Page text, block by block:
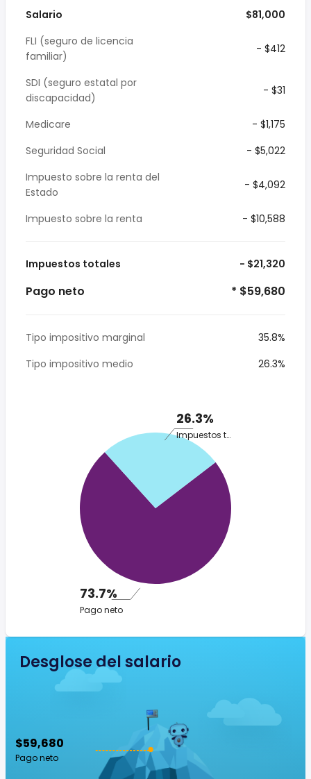
Salario
$81,000
FLI (seguro de licencia
familiar)
- $412
SDI (seguro estatal por
discapacidad)
- $31
Medicare
- $1,175
Seguridad Social
- $5,022
Impuesto sobre la renta del
Estado
- $4,092
Impuesto sobre la renta - $10,588
Impuestos totales - $21,320
Pago neto * $59,680
Tipo impositivo marginal
35.8%
Tipo impositivo medio
26.3%
26.3%
Impuestos totales
73.7%
Pago neto
Desglose del salario
$59,680
Pago neto